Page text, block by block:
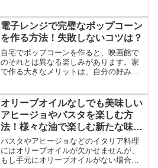
ケーキがうまく膨らむかどうか心配にな
ることでしょう。しかし、...
電子レンジで完璧なポップコーン
を作る方法！失敗しないコツは？
自宅でポップコーンを作ると、映画館で
のそれとは異なる楽しみがあります。家
で作る大きなメリットは、自分の好みに
ってポップコーンを作るのは簡単です
が、時にはポップコーンがう...
オリーブオイルなしでも美味しい
アヒージョやパスタを楽しむ方
法！様々な油で楽しむ新たな味わ
い
パスタやアヒージョなどのイタリア料理
にはオリーブオイルが欠かせませんが、
もし手元にオリーブオイルがない場合、